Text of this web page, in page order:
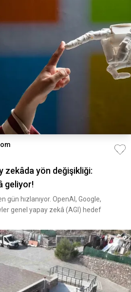
zekâda yön değişikliği:
geliyor!
gün hızlanıyor. OpenAI, Google,
genel yapay zekâ (AGI) hedef